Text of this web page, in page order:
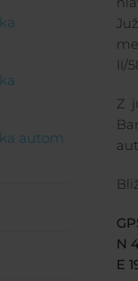
autom
II/
Z
N
E